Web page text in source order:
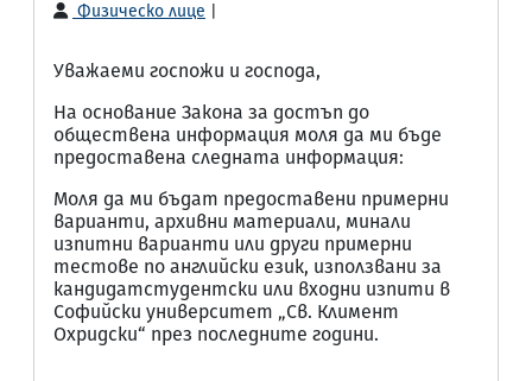
Физическо лице
Уважаеми госпожи и господа,
На основание Закона за достъп до
обществена информация моля да ми бъде
предоставена следната информация:
Моля да ми бъдат предоставени примерни
варианти, архивни материали, минали
изпитни варианти или други примерни
тестове по английски език, използвани за
кандидатстудентски или входни изпити в
Софийски университет „Св. Климент
Охридски“ през последните години.